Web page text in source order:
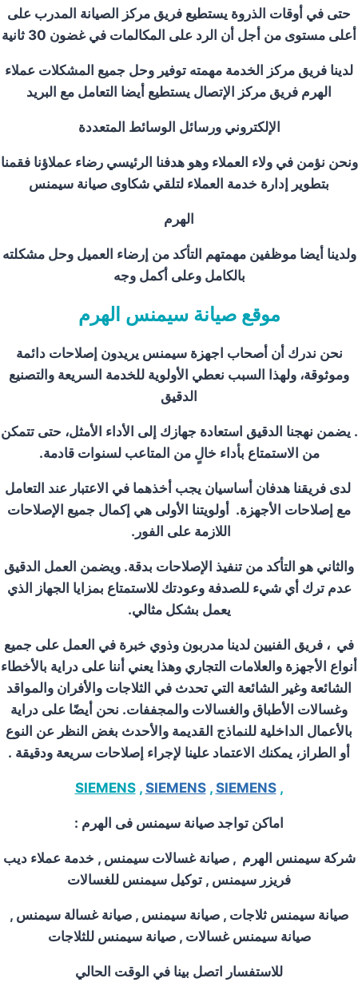
حتى في أوقات الذروة يستطيع فريق مركز الصيانة المدرب على
أعلى مستوى من أجل أن الرد على المكالمات في غضون 30 ثانية
لدينا فريق مركز الخدمة مهمته توفير وحل جميع المشكلات عملاء
الهرم فريق مركز الإتصال يستطيع أيضا التعامل مع البريد
الإلكتروني ورسائل الوسائط المتعددة
ونحن نؤمن في ولاء العملاء وهو هدفنا الرئيسي رضاء عملاؤنا فقمنا
بتطوير إدارة خدمة العملاء لتلقي شكاوى صيانة سيمنس
الهرم
ولدينا أيضا موظفين مهمتهم التأكد من إرضاء العميل وحل مشكلته
بالكامل وعلى أكمل وجه
موقع صيانة سيمنس الهرم
نحن ندرك أن أصحاب اجهزة سيمنس يريدون إصلاحات دائمة
وموثوقة، ولهذا السبب نعطي الأولوية للخدمة السريعة والتصنيع
الدقيق
. يضمن نهجنا الدقيق استعادة جهازك إلى الأداء الأمثل، حتى تتمكن
من الاستمتاع بأداء خالٍ من المتاعب لسنوات قادمة.
لدى فريقناهدفان أساسيان يجب أخذهما في الاعتبار عند التعامل
مع إصلاحات الأجهزة.
أولويتنا الأولى هي إكمال جميع الإصلاحات
اللازمة على الفور.
والثاني هو التأكد من تنفيذ الإصلاحات بدقة. ويضمن العمل الدقيق
عدم ترك أي شيء للصدفة وعودتك للاستمتاع بمزايا الجهاز الذي
يعمل بشكل مثالي.
في ، فريق الفنيين لدينا مدربون وذوي خبرة في العمل على جميع
أنواع الأجهزة والعلامات التجاري وهذا يعني أننا على دراية بالأخطاء
الشائعة وغير الشائعة التي تحدث في الثلاجات والأفران والمواقد
وغسالات الأطباق والغسالات والمجففات. نحن أيضًا على دراية
بالأعمال الداخلية للنماذج القديمة والأحدث بغض النظر عن النوع
أو الطراز، يمكنك الاعتماد علينا لإجراء إصلاحات سريعة ودقيقة .
,
SIEMENS, SIEMENS, SIEMENS
اماكن تواجد صيانة سيمنس فى الهرم :
شركة سيمنس الهرم , صيانة غسالات سيمنس , خدمة عملاء ديب
فريزر سيمنس , توكيل سيمنس للغسالات
صيانة سيمنس ثلاجات , صيانة سيمنس , صيانة غسالة سيمنس ,
صيانة سيمنس غسالات , صيانة سيمنس للثلاجات
للاستفسار اتصل بينا في الوقت الحالي